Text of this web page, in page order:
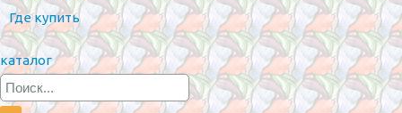
Где купить
каталог